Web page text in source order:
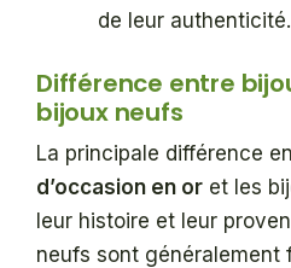
de leur authenticité.
Différence entre
bijoux neufs
La principale différence
d’occasion en or et les
leur histoire et leur
neufs sont généralement